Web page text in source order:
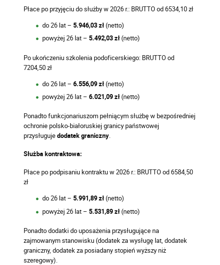
Płace po przyjęciu do służby w 2026 r.: BRUTTO od 6534,10 zł
do 26 lat –5.946,03 zł(netto)
powyżej 26 lat –5.492,03 zł(netto)
Po ukończeniu szkolenia podoficerskiego: BRUTTO od
7204,50 zł
do 26 lat –6.556,09 zł(netto)
powyżej 26 lat –6.021,09 zł(netto)
Ponadto funkcjonariuszom pełniącym służbę w bezpośredniej
ochronie polsko-białoruskiej granicy państwowej
przysługujedodatek graniczny.
Służba kontraktowa:
Płace po podpisaniu kontraktu w 2026 r.: BRUTTO od 6584,50
zł
do 26 lat –5.991,89 zł(netto)
powyżej 26 lat –5.531,89 zł(netto)
Ponadto dodatki do uposażenia przysługujące na
zajmowanym stanowisku (dodatek za wysługę lat, dodatek
graniczny, dodatek za posiadany stopień wyższy niż
szeregowy).